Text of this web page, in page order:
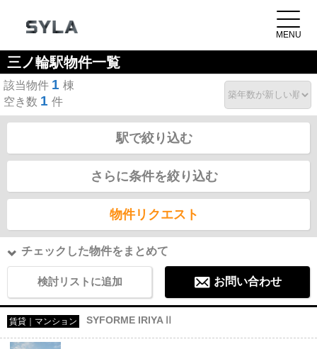
三ノ輪駅物件一覧
該当物件 1 棟
空き数 1 件
駅で絞り込む
さらに条件を絞り込む
物件リクエスト
チェックした物件をまとめて
検討リストに追加 お問い合わせ
賃貸｜マンション SYFORME IRIYAⅡ